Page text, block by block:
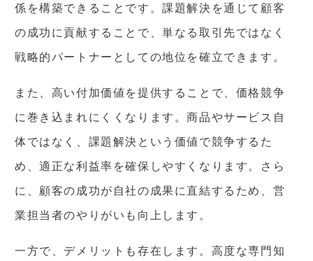
係を構築できることです。課題解決を通じて顧客
の成功に貢献することで、単なる取引先ではなく
戦略的パートナーとしての地位を確立できます。
また、高い付加価値を提供することで、価格競争
に巻き込まれにくくなります。商品やサービス自
体ではなく、課題解決という価値で競争するた
め、適正な利益率を確保しやすくなります。さら
に、顧客の成功が自社の成果に直結するため、営
業担当者のやりがいも向上します。
一方で、デメリットも存在します。高度な専門知